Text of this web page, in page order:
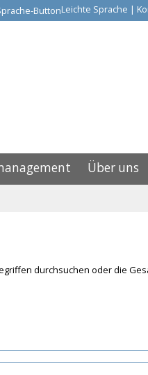
Leichte Sprache |
Über uns
durchsuchen oder die